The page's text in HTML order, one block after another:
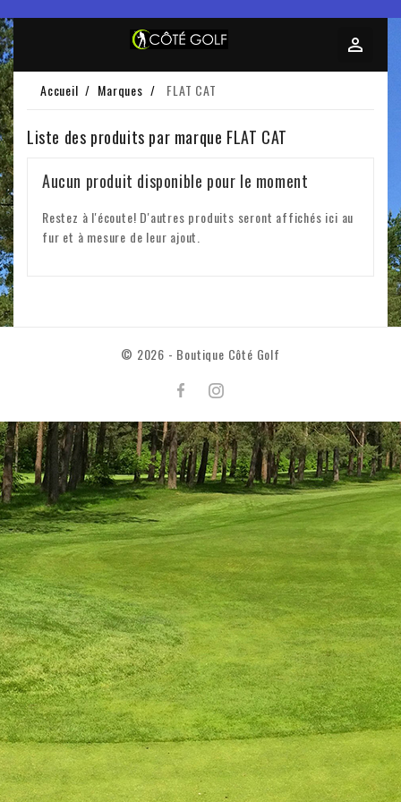
Accueil Marques FLAT CAT
Liste des produits par marque FLAT CAT
Aucun produit disponible pour le moment
Restez à l'écoute! D'autres produits seront affichés ici au
fur et à mesure de leur ajout.
© 2026 - Boutique Côté Golf